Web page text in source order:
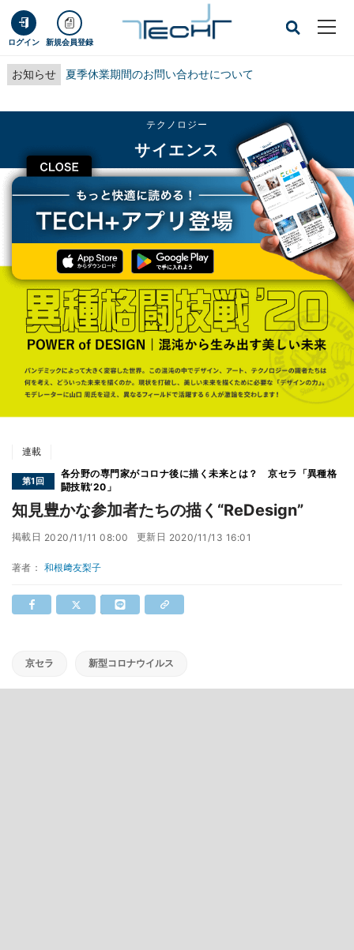
ログイン 新規会員登録
お知らせ 夏季休業期間のお問い合わせについて
CLOSE
テクノロジー
サイエンス
TECH+ テクノロジー
サイエンス
知見豊かな参加者たちの描く“ReDesign”
連載
第1回
各分野の専門家がコロナ後に描く未来とは？ 京セラ「異種格
闘技戦‘20」
知見豊かな参加者たちの描く“ReDesign”
掲載日 2020/11/11 08:00 更新日 2020/11/13 16:01
著者： 和根﨑友梨子
京セラ 新型コロナウイルス